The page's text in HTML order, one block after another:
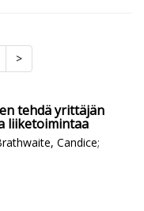
>
tehdä yrittäjän
liiketoimintaa
Candice;